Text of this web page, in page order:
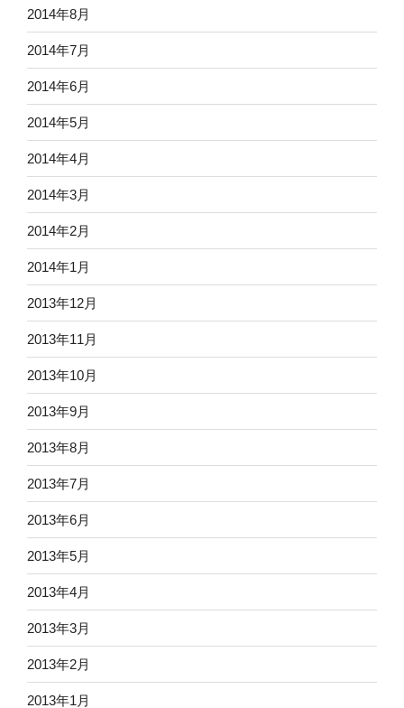
2014年8月
2014年7月
2014年6月
2014年5月
2014年4月
2014年3月
2014年2月
2014年1月
2013年12月
2013年11月
2013年10月
2013年9月
2013年8月
2013年7月
2013年6月
2013年5月
2013年4月
2013年3月
2013年2月
2013年1月